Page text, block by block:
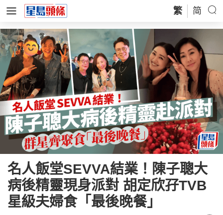
繁 简
名人飯堂SEVVA結業！陳子聰大
病後精靈現身派對 胡定欣孖TVB
星級夫婦食「最後晚餐」